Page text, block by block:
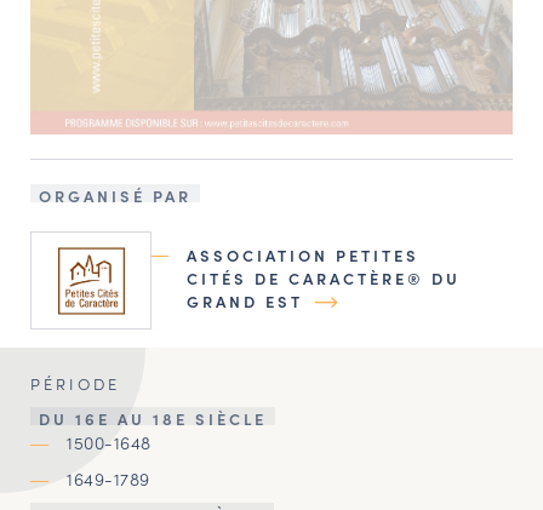
ORGANISÉ PAR
ASSOCIATION PETITES
CITÉS DE CARACTÈRE® DU
GRAND EST
PÉRIODE
DU 16E AU 18E SIÈCLE
1500-1648
1649-1789